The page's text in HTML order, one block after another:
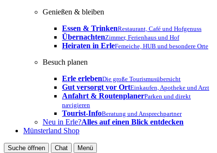
Genießen & bleiben
Essen & TrinkenRestaurant, Café und Hofgenuss
ÜbernachtenZimmer, Ferienhaus und Hof
Heiraten in ErleFemeiche, HUB und besondere Orte
Besuch planen
Erle erlebenDie große Tourismusübersicht
Gut versorgt vor OrtEinkaufen, Apotheke und Arzt
Anfahrt & RoutenplanerParken und direkt
navigieren
Tourist-InfoBeratung und Ansprechpartner
Neu in Erle?Alles auf einen Blick entdecken
Münsterland Shop
Suche öffnen Chat Menü